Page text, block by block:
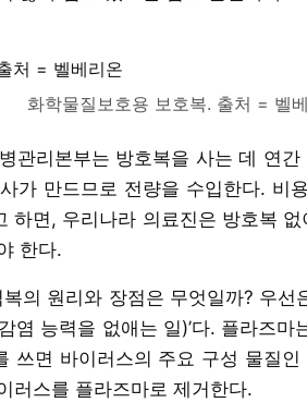
화학물질보호용 보호복. 출처 = 벨
관리본부는 방호복을 사는 데 연
가 만드므로 전량을 수입한다. 비
하면, 우리나라 의료진은 방호복
한다.
의 원리와 장점은 무엇일까? 우선
염 능력을 없애는 일)’다. 플라즈마
쓰면 바이러스의 주요 구성 물질
러스를 플라즈마로 제거한다.